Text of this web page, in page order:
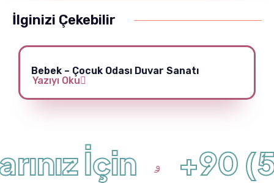
İlginizi Çekebilir
Bebek – Çocuk Odası Duvar Sanatı
Yazıyı Oku
İçin +90